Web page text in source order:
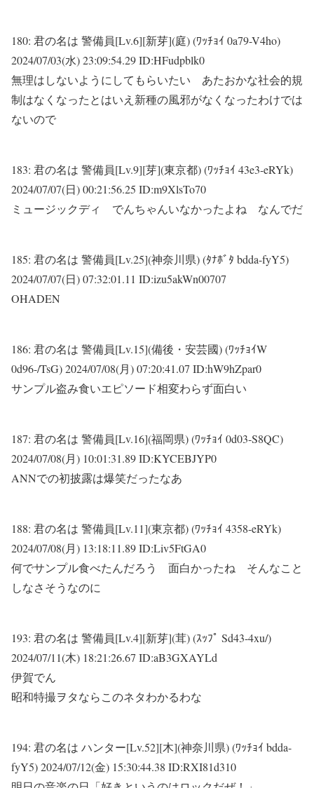
180: 君の名は 警備員[Lv.6][新芽](庭) (ﾜｯﾁｮｲ 0a79-V4ho)
2024/07/03(水) 23:09:54.29 ID:HFudpblk0
無理はしないようにしてもらいたい あたおかな社会的規
制はなくなったとはいえ新種の風邪がなくなったわけでは
ないので
183: 君の名は 警備員[Lv.9][芽](東京都) (ﾜｯﾁｮｲ 43e3-eRYk)
2024/07/07(日) 00:21:56.25 ID:m9XlsTo70
ミュージックディ でんちゃんいなかったよね なんでだ
185: 君の名は 警備員[Lv.25](神奈川県) (ﾀﾅﾎﾞﾀ bdda-fyY5)
2024/07/07(日) 07:32:01.11 ID:izu5akWn00707
OHADEN
186: 君の名は 警備員[Lv.15](備後・安芸國) (ﾜｯﾁｮｲW
0d96-/TsG)2024/07/08(月) 07:20:41.07 ID:hW9hZpar0
サンプル盗み食いエピソード相変わらず面白い
187: 君の名は 警備員[Lv.16](福岡県) (ﾜｯﾁｮｲ 0d03-S8QC)
2024/07/08(月) 10:01:31.89 ID:KYCEBJYP0
ANNでの初披露は爆笑だったなあ
188: 君の名は 警備員[Lv.11](東京都) (ﾜｯﾁｮｲ 4358-eRYk)
2024/07/08(月) 13:18:11.89 ID:Liv5FtGA0
何でサンプル食べたんだろう 面白かったね そんなこと
しなさそうなのに
193: 君の名は 警備員[Lv.4][新芽](茸) (ｽｯﾌﾟ Sd43-4xu/)
2024/07/11(木) 18:21:26.67 ID:aB3GXAYLd
伊賀でん
昭和特撮ヲタならこのネタわかるわな
194: 君の名は ハンター[Lv.52][木](神奈川県) (ﾜｯﾁｮｲ bdda-
fyY5)2024/07/12(金) 15:30:44.38 ID:RXI81d310